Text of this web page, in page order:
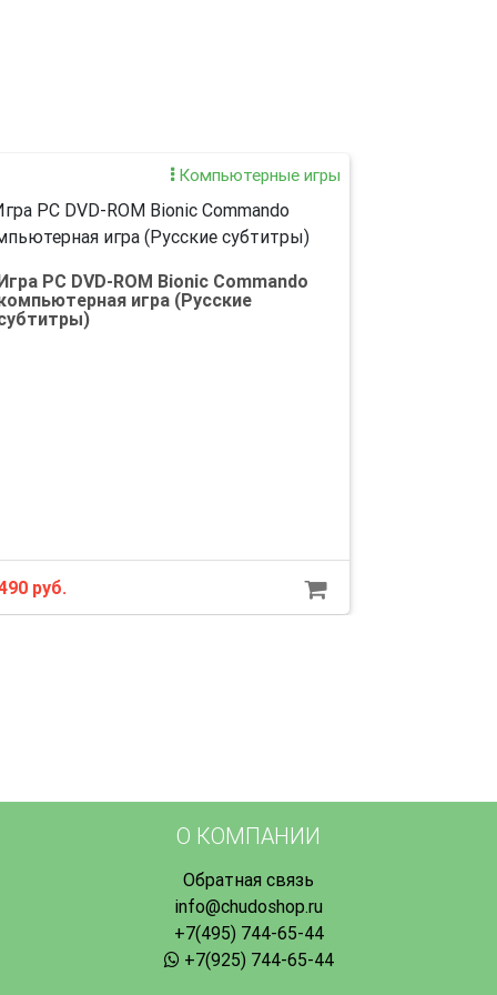
Компьютерные игры
PC DVD-ROM Bionic Commando
игра (Русские
руб.
О КОМПАНИИ
Обратная связь
info@chudoshop.ru
+7(495) 744-65-44
+7(925) 744-65-44